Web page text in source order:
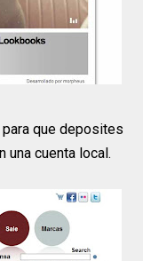
que deposites
una cuenta local.